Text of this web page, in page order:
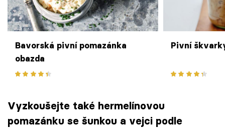
Bavorská pivní pomazánka
obazda
Pivní
Vyzkoušejte také hermelínovou
pomazánku se šunkou a vejci podle